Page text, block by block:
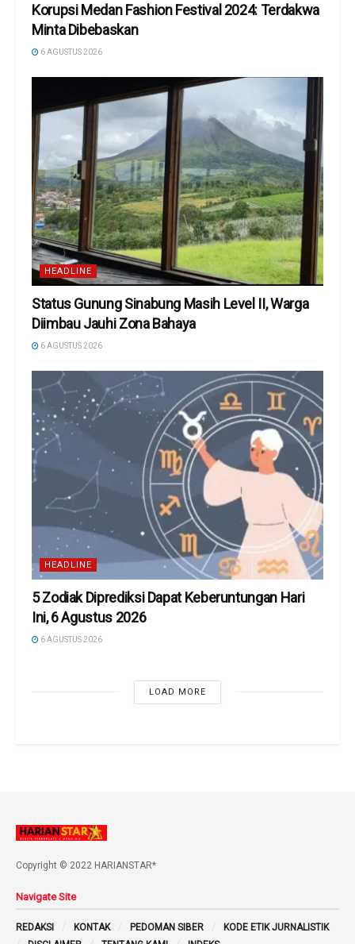
Korupsi Medan Fashion Festival 2024: Terdakwa
Minta Dibebaskan
6 AGUSTUS 2026
HEADLINE
Status Gunung Sinabung Masih Level II, Warga
Diimbau Jauhi Zona Bahaya
6 AGUSTUS 2026
HEADLINE
5 Zodiak Diprediksi Dapat Keberuntungan Hari
Ini, 6 Agustus 2026
6 AGUSTUS 2026
LOAD MORE
Copyright © 2022 HARIANSTAR*
Navigate Site
REDAKSI KONTAK PEDOMAN SIBER
KODE ETIK JURNALISTIK